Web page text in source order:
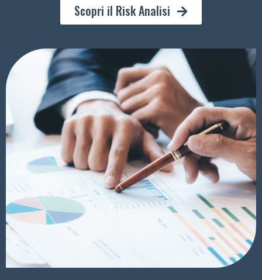
Scopri il Risk Analisi